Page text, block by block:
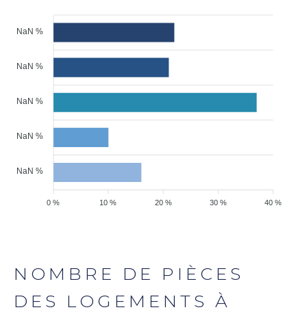
NaN %
NaN %
NaN %
NaN %
NaN %
40 %
30 %
20 %
10 %
0 %
NOMBRE DE PIÈCES
DES LOGEMENTS À